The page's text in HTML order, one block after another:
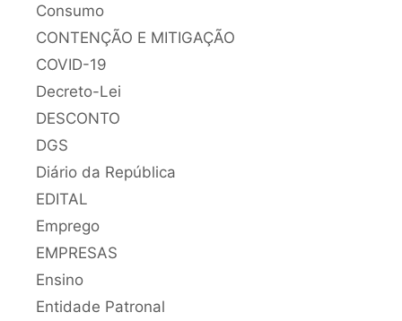
Consumo
CONTENÇÃO E MITIGAÇÃO
COVID-19
Decreto-Lei
DESCONTO
DGS
Diário da República
EDITAL
Emprego
EMPRESAS
Ensino
Entidade Patronal